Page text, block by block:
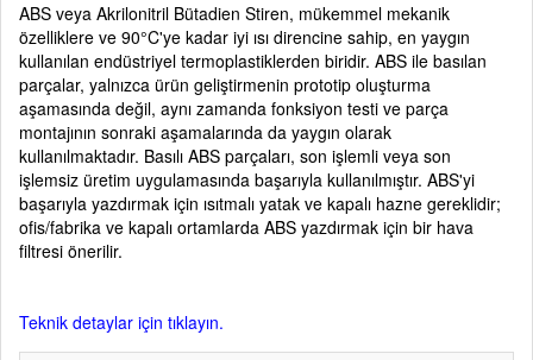
ABS veya Akrilonitril Bütadien Stiren, mükemmel mekanik
özelliklere ve 90°C'ye kadar iyi ısı direncine sahip, en yaygın
kullanılan endüstriyel termoplastiklerden biridir. ABS ile basılan
parçalar, yalnızca ürün geliştirmenin prototip oluşturma
aşamasında değil, aynı zamanda fonksiyon testi ve parça
montajının sonraki aşamalarında da yaygın olarak
kullanılmaktadır. Basılı ABS parçaları, son işlemli veya son
işlemsiz üretim uygulamasında başarıyla kullanılmıştır. ABS'yi
başarıyla yazdırmak için ısıtmalı yatak ve kapalı hazne gereklidir;
ofis/fabrika ve kapalı ortamlarda ABS yazdırmak için bir hava
filtresi önerilir.
Teknik detaylar için tıklayın.